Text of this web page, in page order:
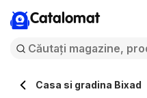
Catalomat
Casa si gradina Bixad